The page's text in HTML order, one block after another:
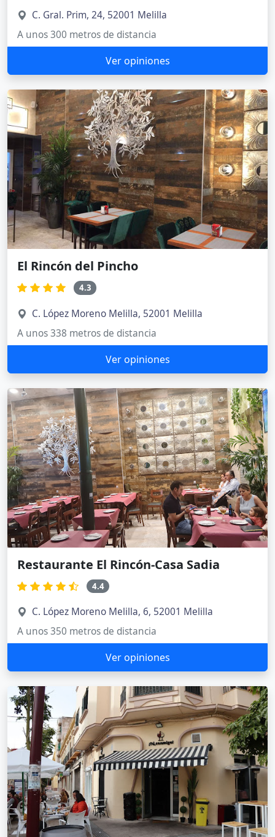
C. Gral. Prim, 24, 52001 Melilla
A unos 300 metros de distancia
Ver opiniones
El Rincón del Pincho
4.3
C. López Moreno Melilla, 52001 Melilla
A unos 338 metros de distancia
Ver opiniones
Restaurante El Rincón-Casa Sadia
4.4
C. López Moreno Melilla, 6, 52001 Melilla
A unos 350 metros de distancia
Ver opiniones